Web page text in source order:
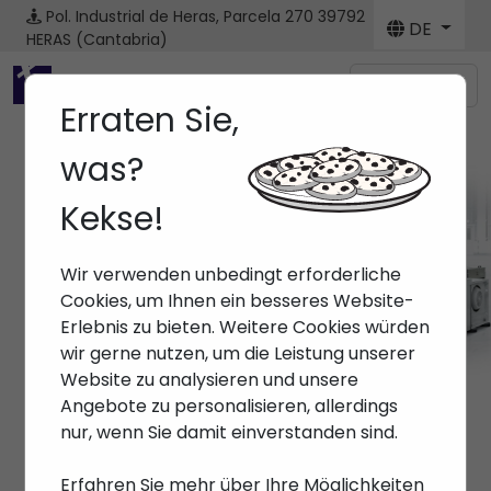
Pol. Industrial de Heras, Parcela 270 39792
HERAS (Cantabria)
DE
Menú
Erraten Sie,
was?
Kekse!
Wir verwenden unbedingt erforderliche
Cookies, um Ihnen ein besseres Website-
Erlebnis zu bieten. Weitere Cookies würden
wir gerne nutzen, um die Leistung unserer
Website zu analysieren und unsere
Angebote zu personalisieren, allerdings
nur, wenn Sie damit einverstanden sind.
Erfahren Sie mehr über Ihre Möglichkeiten